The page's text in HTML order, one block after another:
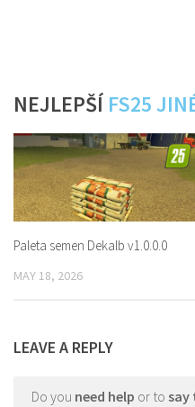
NEJLEPŠÍ FS25
Paleta semen Dekalb v1.0.0.0
MAY 18, 2026
LEAVE A REPLY
Do you need help or to say